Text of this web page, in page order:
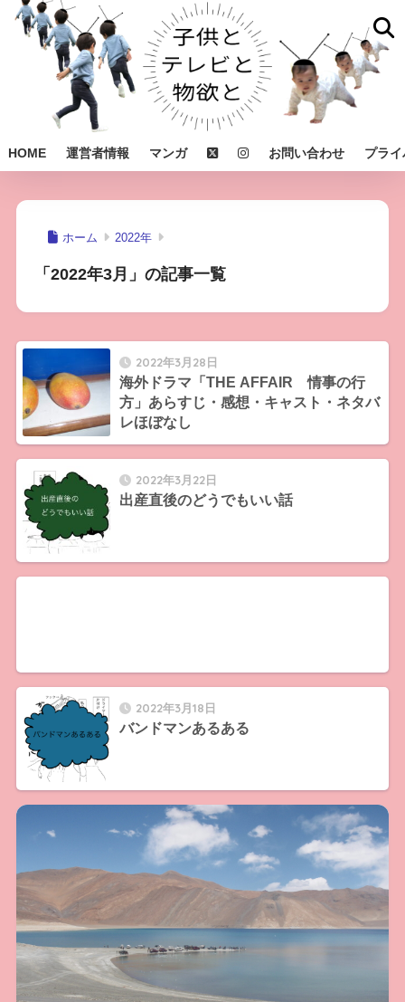
HOME 運営者情報 マンガ お問い合わせ プラ
ホーム 2022年
「2022年3月」の記事一覧
2022年3月28日
海外ドラマ「THE AFFAIR 情事の行
方」あらすじ・感想・キャスト・ネタバ
レほぼなし
2022年3月22日
出産直後のどうでもいい話
2022年3月18日
バンドマンあるある